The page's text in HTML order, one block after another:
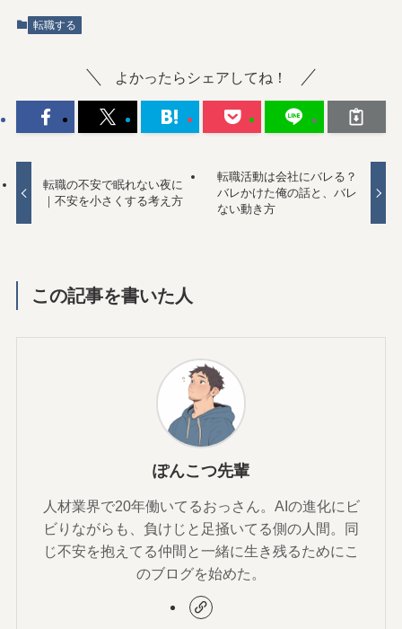
転職する
よかったらシェアしてね！
転職の不安で眠れない夜に
｜不安を小さくする考え方
転職活動は会社にバレる？
バレかけた俺の話と、バレ
ない動き方
この記事を書いた人
ぽんこつ先輩
人材業界で20年働いてるおっさん。AIの進化にビ
ビりながらも、負けじと足掻いてる側の人間。同
じ不安を抱えてる仲間と一緒に生き残るためにこ
のブログを始めた。